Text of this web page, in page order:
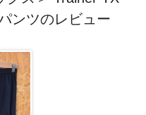
ンツのレビュー